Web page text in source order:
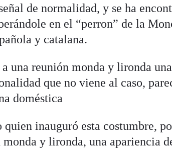
de normalidad, y se ha
en el “perron” de la
y catalana.
a una reunión monda y lironda
que no viene al caso,
doméstica
quien inauguró esta costumbre,
monda y lironda, una apariencia